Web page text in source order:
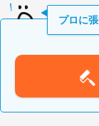
プロに